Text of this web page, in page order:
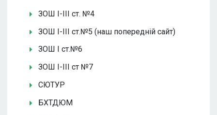
ЗОШ І-ІІІ ст. №4
ЗОШ І-ІІІ ст.№5 (наш попередній сайт)
ЗОШ І ст.№6
ЗОШ І-ІІІ ст №7
СЮТУР
БХТДЮМ